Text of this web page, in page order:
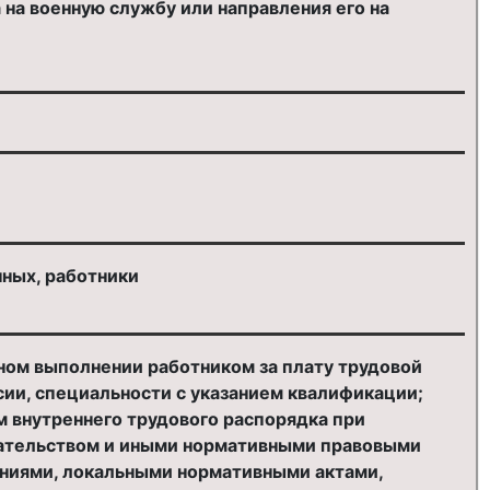
военную службу или направления его на
работники
выполнении работником за плату трудовой
специальности с указанием квалификации;
трудового распорядка при
и иными нормативными правовыми
локальными нормативными актами,